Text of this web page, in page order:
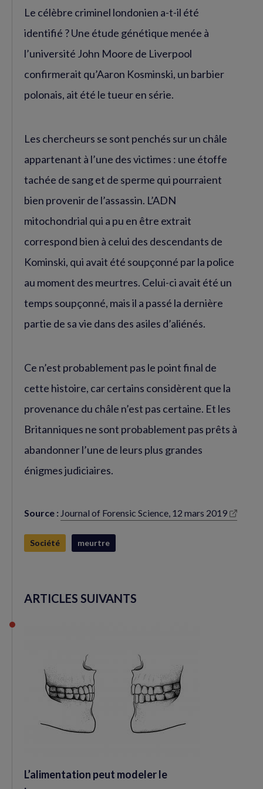
Le célèbre criminel londonien a-t-il été
identifié ? Une étude génétique menée à
l’université John Moore de Liverpool
confirmerait qu’Aaron Kosminski, un barbier
polonais, ait été le tueur en série.
Les chercheurs se sont penchés sur un châle
appartenant à l’une des victimes : une étoffe
tachée de sang et de sperme qui pourraient
bien provenir de l’assassin. L’ADN
mitochondrial qui a pu en être extrait
correspond bien à celui des descendants de
Kominski, qui avait été soupçonné par la police
au moment des meurtres. Celui-ci avait été un
temps soupçonné, mais il a passé la dernière
partie de sa vie dans des asiles d’aliénés.
Ce n’est probablement pas le point final de
cette histoire, car certains considèrent que la
provenance du châle n’est pas certaine. Et les
Britanniques ne sont probablement pas prêts à
abandonner l’une de leurs plus grandes
énigmes judiciaires.
Source : Journal of Forensic Science, 12 mars 2019
(nouvelle
Société meurtre
ARTICLES SUIVANTS
L’alimentation peut modeler le